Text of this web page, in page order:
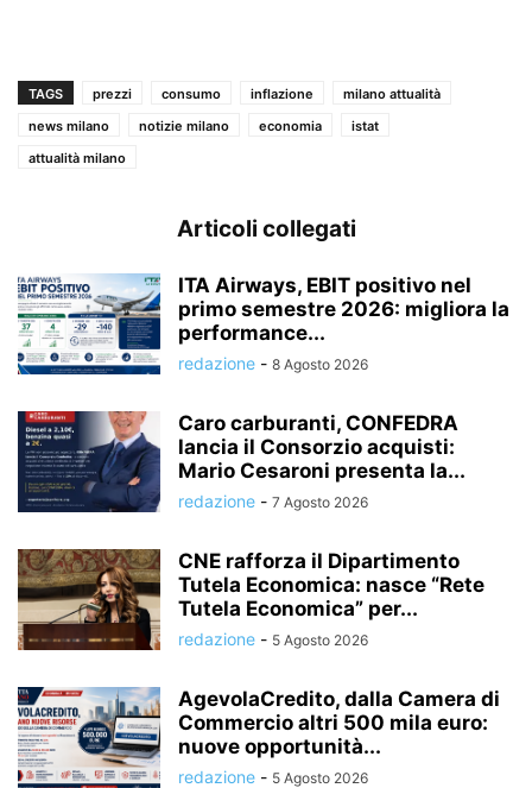
TAGS prezzi consumo inflazione
milano attualità
news milano
notizie milano economia
istat
attualità milano
Articoli collegati
ITA Airways, EBIT positivo nel
primo semestre 2026: migliora la
performance...
redazione - 8 Agosto 2026
Caro carburanti, CONFEDRA
lancia il Consorzio acquisti:
Mario Cesaroni presenta la...
redazione - 7 Agosto 2026
CNE rafforza il Dipartimento
Tutela Economica: nasce “Rete
Tutela Economica” per...
redazione - 5 Agosto 2026
AgevolaCredito, dalla Camera di
Commercio altri 500 mila euro:
nuove opportunità...
redazione - 5 Agosto 2026